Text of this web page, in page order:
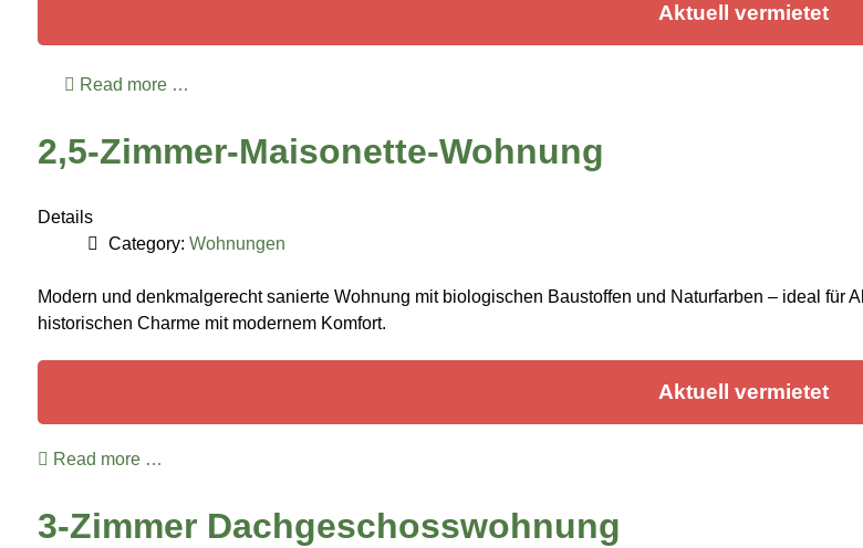
Aktuell vermietet
Read more …
2,5-Zimmer-Maisonette-Wohnung
Details
Category: Wohnungen
Modern und denkmalgerecht sanierte Wohnung mit biologischen Baustoffen und Naturfarben – ideal
historischen Charme mit modernem Komfort.
Aktuell vermietet
Read more …
3-Zimmer Dachgeschosswohnung